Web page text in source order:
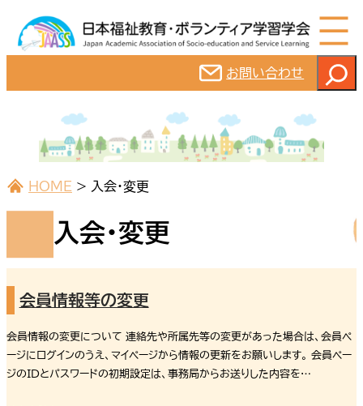
容
お問い合わせ
索
HOME > 入会・変更
入会・変更
会員情報等の変更
会員情報の変更について 連絡先や所属先等の変更があった場合は、会員ペ
ージにログインのうえ、マイページから情報の更新をお願いします。 会員ペー
ジのIDとパスワードの初期設定は、事務局からお送りした内容を…